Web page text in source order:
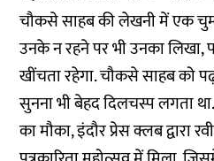
चौकसे साहब की लेखनी में एक
उनके न रहने पर भी उनका लिखा,
खींचता रहेगा. चौकसे साहब को
सुनना भी बेहद दिलचस्प लगता
का मौका, इंदौर प्रेस क्लब द्वारा